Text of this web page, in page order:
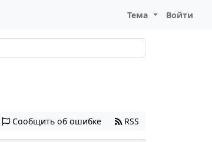
Тема Войти
Сообщить об ошибке RSS